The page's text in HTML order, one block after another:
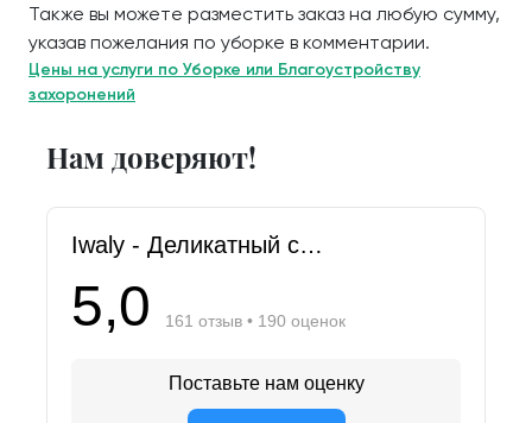
Также вы можете разместить заказ на любую сумму,
указав пожелания по уборке в комментарии.
Цены на услуги по Уборке или Благоустройству
захоронений
Нам доверяют!